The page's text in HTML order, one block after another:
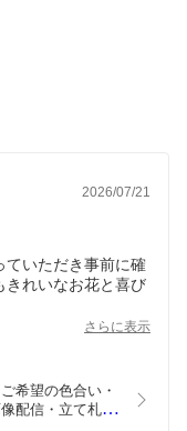
2026/07/21
ていただき事前に確
きれいなお花と喜び
さらに表示
希望の色合い・
配信・立て札・